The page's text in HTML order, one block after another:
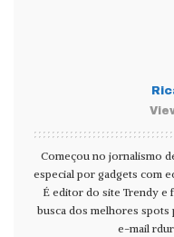
Começou no jornalismo
especial por gadgets com
É editor do site Trendy e
busca dos melhores spots
e-mail